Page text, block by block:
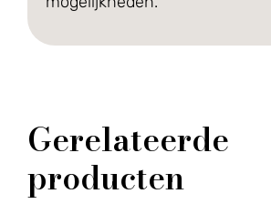
Gerelateerde
producten